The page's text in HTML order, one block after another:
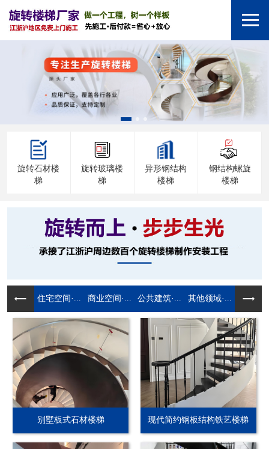
旋转石材楼
梯
旋转玻璃楼
梯
异形钢结构
楼梯
钢结构螺旋
楼梯
住宅空间·... 商业空间·... 公共建筑·... 其他领域·...
别墅板式石材楼梯 现代简约钢板结构铁艺楼梯